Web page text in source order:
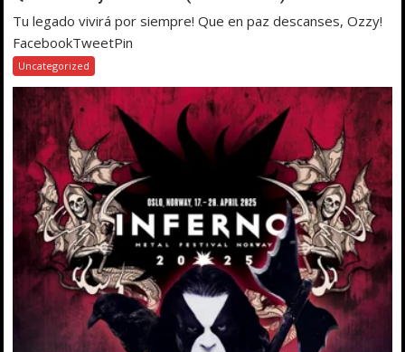
Tu legado vivirá por siempre! Que en paz descanses, Ozzy!
FacebookTweetPin
Uncategorized